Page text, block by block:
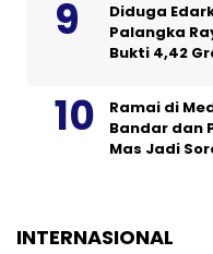
Diduga
Palangka
Bukti 4,42
Ramai di
Bandar dan
Mas Jadi
INTERNASIONAL